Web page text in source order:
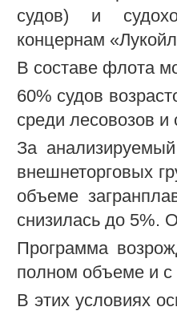
судов) и
концернам
В составе флота
60% судов
среди лесовозов и
За
внешнеторговых
объеме
снизилась до 5%.
Программа
полном объеме и с
В этих условиях